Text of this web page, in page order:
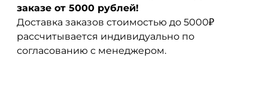
заказе от 5000 рублей!
Доставка заказов стоимостью до 5000₽
рассчитывается индивидуально по
согласованию с менеджером.